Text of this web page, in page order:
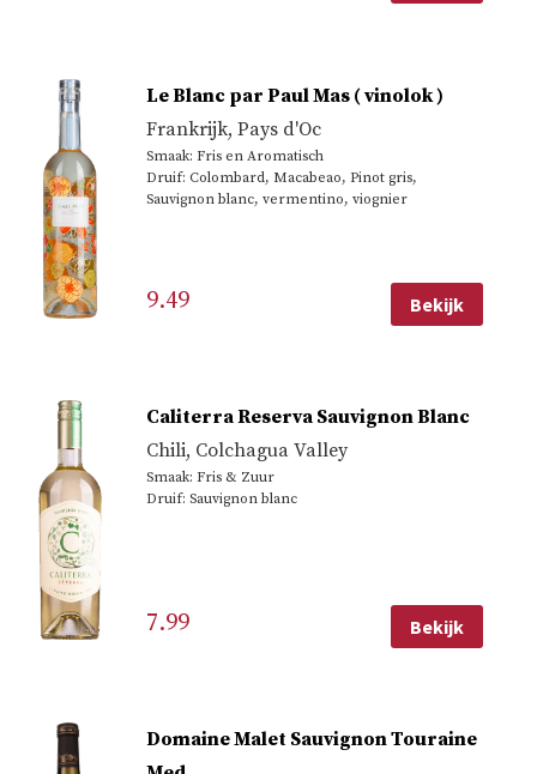
Le Blanc par Paul Mas ( vinolok )
Frankrijk, Pays d'Oc
Smaak: Fris en Aromatisch
Druif: Colombard, Macabeao, Pinot gris,
Sauvignon blanc, vermentino, viognier
9.49 Bekijk
Caliterra Reserva Sauvignon Blanc
Chili, Colchagua Valley
Smaak: Fris & Zuur
Druif: Sauvignon blanc
7.99 Bekijk
Domaine Malet Sauvignon Touraine